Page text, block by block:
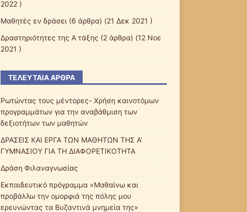
2022 )
Μαθητές εν δράσει (6 άρθρα) (21 Δεκ 2021 )
Δραστηριότητες της Α τάξης (2 άρθρα) (12 Νοε
2021 )
ΤΕΛΕΥΤΑΊΑ ΆΡΘΡΑ
Ρωτώντας τους μέντορες- Χρήση καινοτόμων
προγραμμάτων για την αναβάθμιση των
δεξιοτήτων των μαθητών
ΔΡΑΣΕΙΣ ΚΑΙ ΕΡΓΑ ΤΩΝ ΜΑΘΗΤΩΝ ΤΗΣ Α’
ΓΥΜΝΑΣΙΟΥ ΓΙΑ ΤΗ ΔΙΑΦΟΡΕΤΙΚΟΤΗΤΑ
Δράση Φιλαναγνωσίας
Εκπαιδευτικό πρόγραμμα «Μαθαίνω και
προβάλλω την ομορφιά της πόλης μου
ερευνώντας τα Βυζαντινά μνημεία της»